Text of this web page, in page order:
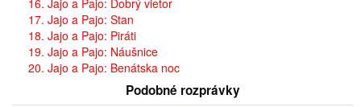
16. Jajo a Pajo: Dobrý vietor
17. Jajo a Pajo: Stan
18. Jajo a Pajo: Piráti
19. Jajo a Pajo: Náušnice
20. Jajo a Pajo: Benátska noc
Podobné rozprávky